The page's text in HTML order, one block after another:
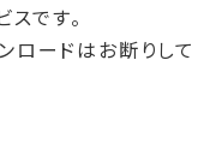
です。
ードはお断りして